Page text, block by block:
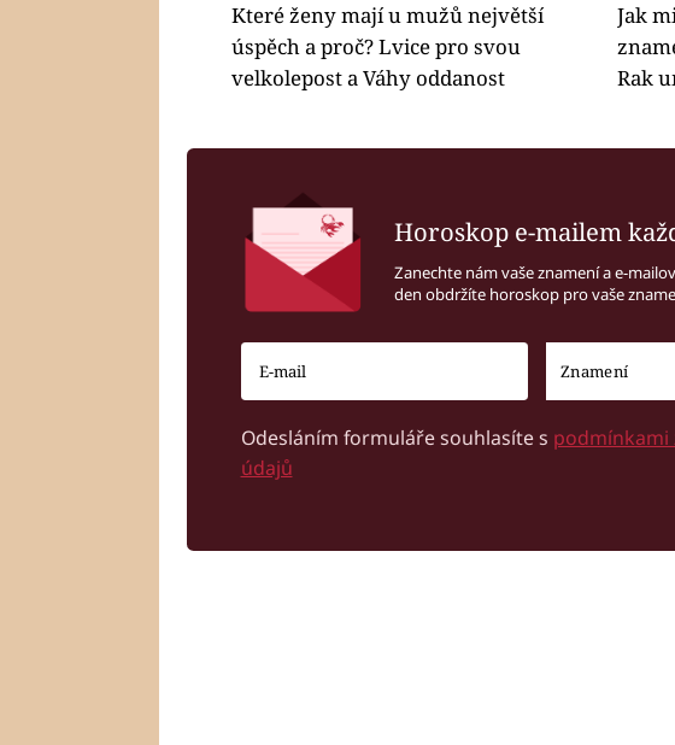
Které ženy mají u mužů největší
úspěch a proč? Lvice pro svou
velkolepost a Váhy oddanost
Jak
Rak
Horoskop e-mailem
Zanechte nám vaše znamení a e-
den obdržíte horoskop pro vaše
Odesláním formuláře souhlasíte s podmínkami
údajů